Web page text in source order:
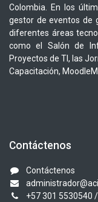
Colombia. En los
gestor de eventos de
diferentes áreas
como el Salón de
Proyectos de TI, las
Capacitación,
Contáctenos
Contáctenos
+57 301 5530540